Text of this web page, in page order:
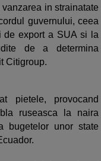
in strainatate
guvernului, ceea
de export a SUA si la
de a determina
Citigroup.
pietele, provocand
ruseasca la naira
bugetelor unor state